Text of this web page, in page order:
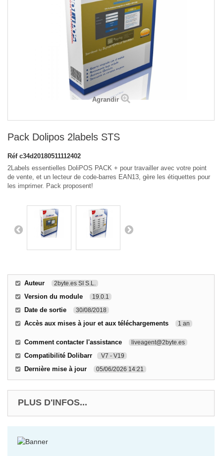
Agrandir
Pack Dolipos 2labels STS
Réf c34d20180511112402
2Labels essentielles DoliPOS PACK + pour travailler avec votre point
de vente, et un lecteur de code-barres EAN13, gère les étiquettes pour
les imprimer. Pack proposent!
Auteur 2byte.es SI S.L.
Version du module 19.0.1
Date de sortie 30/08/2018
Accès aux mises à jour et aux téléchargements 1 an
Comment contacter l'assistance liveagent@2byte.es
Compatibilité Dolibarr V7 - V19
Dernière mise à jour 05/06/2026 14:21
PLUS D'INFOS...